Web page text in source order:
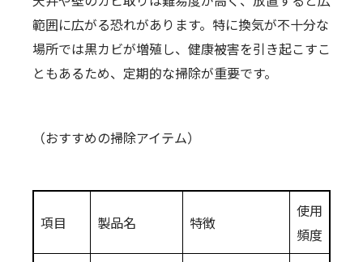
範囲に広がる恐れがあります。特に換気が不十分な
場所では黒カビが増殖し、健康被害を引き起こすこ
ともあるため、定期的な掃除が重要です。
（おすすめの掃除アイテム）
項目 製品名 特徴
使用
頻度